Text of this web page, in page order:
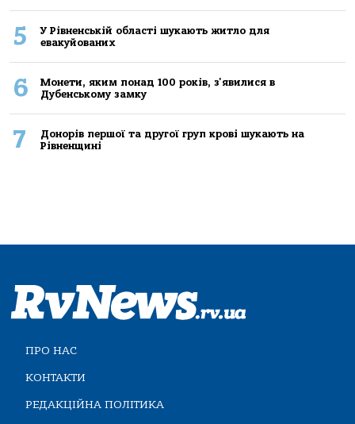
5
У Рівненській області шукають житло для
евакуйованих
6
Монети, яким понад 100 років, з'явилися в
Дубенському замку
7
Донорів першої та другої груп крові шукають на
Рівненщині
ПРО НАС
КОНТАКТИ
РЕДАКЦІЙНА ПОЛІТИКА